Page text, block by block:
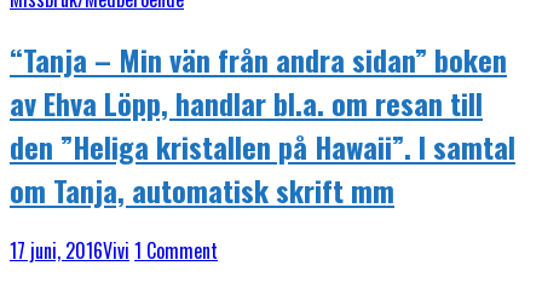
“Tanja – Min vän från andra sidan” boken
av Ehva Löpp, handlar bl.a. om resan till
den ”Heliga kristallen på Hawaii”. I samtal
om Tanja, automatisk skrift mm
17 juni, 2016Vivi 1 Comment